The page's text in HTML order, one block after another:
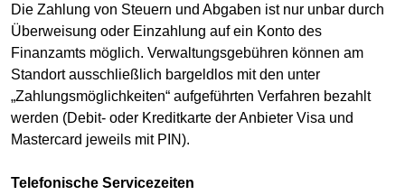
Die Zahlung von Steuern und Abgaben ist nur unbar durch
Überweisung oder Einzahlung auf ein Konto des
Finanzamts möglich. Verwaltungsgebühren können am
Standort ausschließlich bargeldlos mit den unter
„Zahlungsmöglichkeiten“ aufgeführten Verfahren bezahlt
werden (Debit- oder Kreditkarte der Anbieter Visa und
Mastercard jeweils mit PIN).
Telefonische Servicezeiten